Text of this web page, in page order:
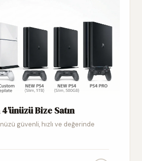
Bize Satın
güvenli, hızlı ve değerinde